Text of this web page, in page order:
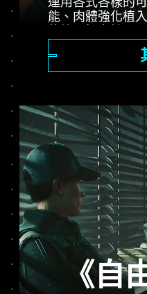
運用各式各樣的
能、肉體強化植
遠距壓制敵方，
地點。
《自